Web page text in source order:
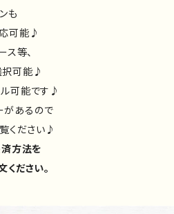
も
可能♪
ス等、
択可能♪
可能です♪
があるので
ください♪
方法を
ください。